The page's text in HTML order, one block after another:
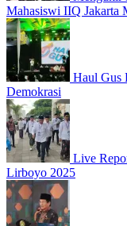
Mahasiswi IIQ Jakarta
Haul Gus
Demokrasi
Live
Lirboyo 2025